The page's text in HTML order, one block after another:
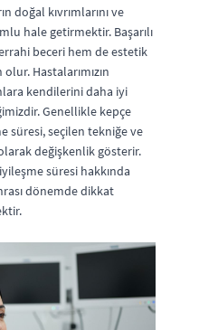
doğal kıvrımlarını ve
hale getirmektir. Başarılı
beceri hem de estetik
Hastalarımızın
kendilerini daha iyi
Genellikle kepçe
süresi, seçilen tekniğe ve
değişkenlik gösterir.
süresi hakkında
dönemde dikkat